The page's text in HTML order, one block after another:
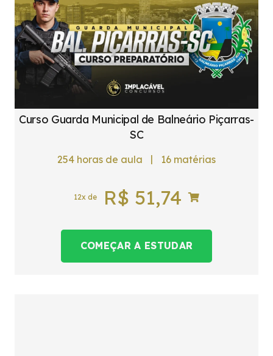
Curso Guarda Municipal de Balneário Piçarras-
SC
254 horas de aula | 16matérias
12x de R$ 51,74
COMEÇAR A ESTUDAR